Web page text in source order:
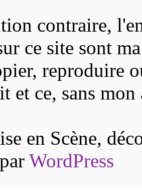
contraire,
ce site sont
reproduire
et ce, sans
en Scène,
WordPress